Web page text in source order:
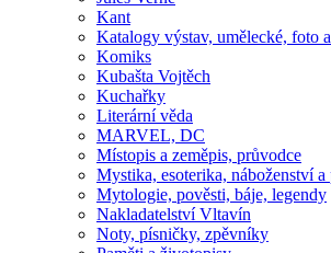
Kant
Katalogy výstav, umělecké, foto
Komiks
Kubašta Vojtěch
Kuchařky
Literární věda
MARVEL, DC
Místopis a zeměpis, průvodce
Mystika, esoterika, náboženství a
Mytologie, pověsti, báje, legendy
Nakladatelství Vltavín
Noty, písničky, zpěvníky